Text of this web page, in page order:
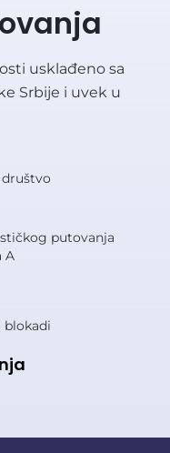
usklađeno sa
Srbije i uvek u
putovanja
A
blokadi